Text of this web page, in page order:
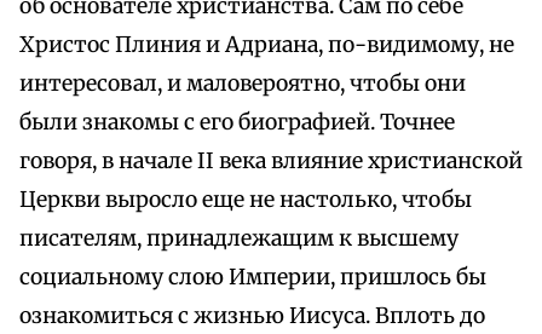
об основателе христианства. Сам по себе
Христос Плиния и Адриана, по-видимому, не
интересовал, и маловероятно, чтобы они
были знакомы с его биографией. Точнее
говоря, в начале II века влияние христианской
Церкви выросло еще не настолько, чтобы
писателям, принадлежащим к высшему
социальному слою Империи, пришлось бы
ознакомиться с жизнью Иисуса. Вплоть до